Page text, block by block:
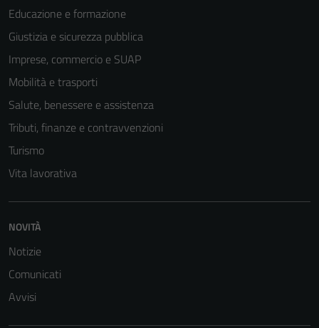
Educazione e formazione
Giustizia e sicurezza pubblica
Imprese, commercio e SUAP
Mobilità e trasporti
Salute, benessere e assistenza
Tributi, finanze e contravvenzioni
Turismo
Vita lavorativa
NOVITÀ
Notizie
Comunicati
Avvisi
per il